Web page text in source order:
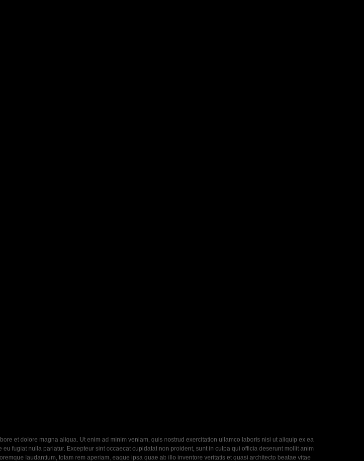
et dolore magna aliqua. Ut enim ad minim veniam, quis nostrud exercitation ullamco laboris nisi ut aliquip ex ea
fugiat nulla pariatur. Excepteur sint occaecat cupidatat non proident, sunt in culpa qui officia deserunt mollit anim
laudantium, totam rem aperiam, eaque ipsa quae ab illo inventore veritatis et quasi architecto beatae vitae